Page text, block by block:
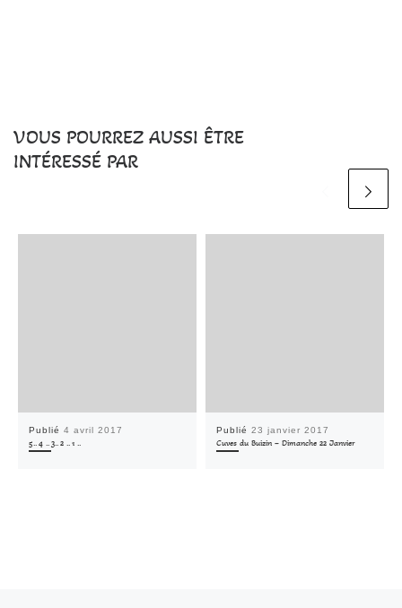
VOUS POURREZ AUSSI ÊTRE
INTÉRESSÉ PAR
Publié 4 avril 2017
5.. 4 .. 3.. 2 .. 1 ..
Publié 23 janvier 2017
Cuves du Buizin – Dimanche 22 Janvier